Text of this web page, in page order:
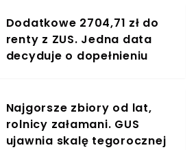
Dodatkowe 2704,71 zł do
renty z ZUS. Jedna data
decyduje o dopełnieniu
Najgorsze zbiory od lat,
rolnicy załamani. GUS
ujawnia skalę tegorocznej